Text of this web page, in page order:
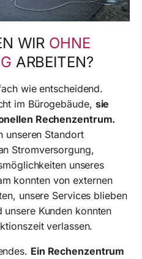
WIR OHNE
ARBEITEN?
wie entscheidend.
im Bürogebäude, sie
Rechenzentrum.
unseren Standort
Stromversorgung,
unseres
konnten von externen
unsere Services blieben
Kunden konnten
verlassen.
Ein Rechenzentrum